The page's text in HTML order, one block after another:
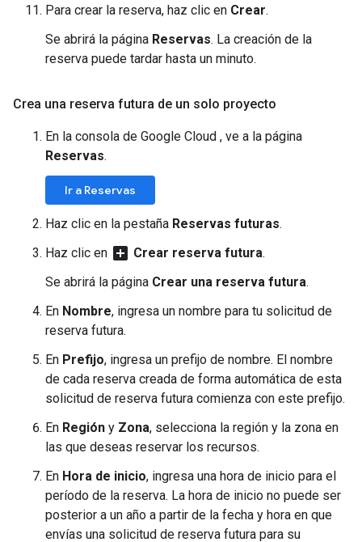
Para crear la reserva, haz clic en Crear.
Se abrirá la página Reservas. La creación de la
reserva puede tardar hasta un minuto.
Crea una reserva futura de un solo proyecto
En la consola de Google Cloud , ve a la página
Reservas.
Ir a Reservas
Haz clic en la pestaña Reservas futuras.
Haz clic en add_box Crear reserva futura.
Se abrirá la página Crear una reserva futura.
En Nombre, ingresa un nombre para tu solicitud de
reserva futura.
En Prefijo, ingresa un prefijo de nombre. El nombre
de cada reserva creada de forma automática de esta
solicitud de reserva futura comienza con este prefijo.
En Región y Zona, selecciona la región y la zona en
las que deseas reservar los recursos.
En Hora de inicio, ingresa una hora de inicio para el
período de la reserva. La hora de inicio no puede ser
posterior a un año a partir de la fecha y hora en que
envías una solicitud de reserva futura para su